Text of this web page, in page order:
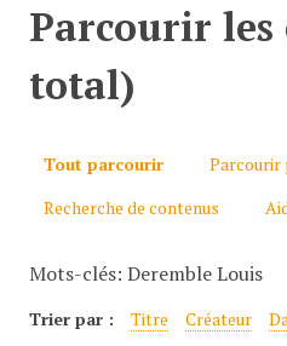
Parcourir les
total)
Tout parcourir
Parcourir
Recherche de contenus
Mots-clés: Deremble Louis
Trier par : Titre Créateur